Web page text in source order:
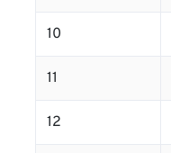
10
11
12